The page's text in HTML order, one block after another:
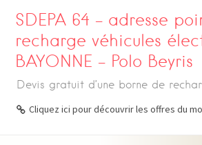
SDEPA 64 – adresse
recharge véhicules
BAYONNE – Polo Beyris
Devis gratuit d’une borne de
Cliquez ici pour découvrir les offres du